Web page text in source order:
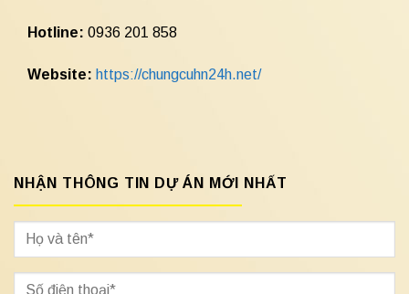
Hotline: 0936 201 858
Website: https://chungcuhn24h.net/
NHẬN THÔNG TIN DỰ ÁN MỚI NHẤT